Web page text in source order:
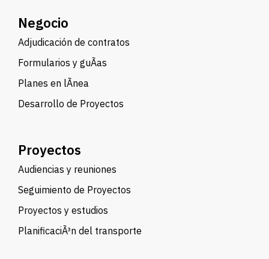
Negocio
Adjudicación de contratos
Formularios y guÃ­as
Planes en lÃ­nea
Desarrollo de Proyectos
Proyectos
Audiencias y reuniones
Seguimiento de Proyectos
Proyectos y estudios
PlanificaciÃ³n del transporte